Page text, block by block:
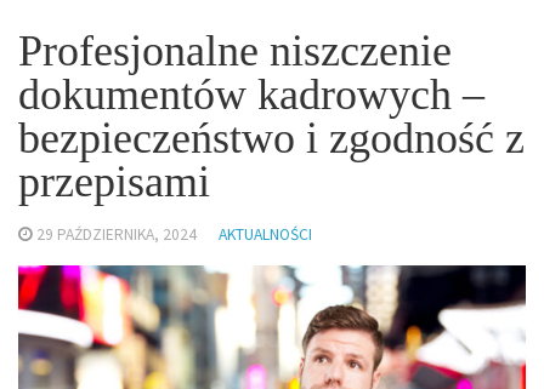
Profesjonalne niszczenie
dokumentów kadrowych –
bezpieczeństwo i zgodność z
przepisami
29 PAŹDZIERNIKA, 2024 AKTUALNOŚCI